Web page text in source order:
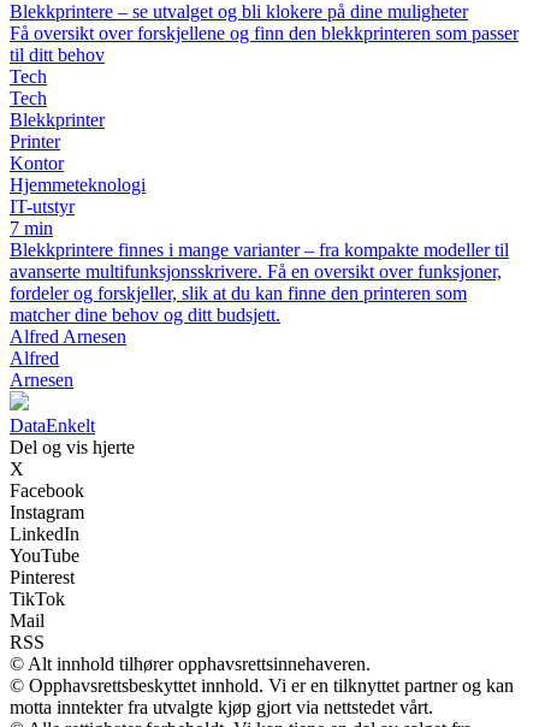
Blekkprintere – se utvalget og bli klokere på dine muligheter
Få oversikt over forskjellene og finn den blekkprinteren som passer
til ditt behov
Tech
Tech
Blekkprinter
Printer
Kontor
Hjemmeteknologi
IT-utstyr
7 min
Blekkprintere finnes i mange varianter – fra kompakte modeller til
avanserte multifunksjonsskrivere. Få en oversikt over funksjoner,
fordeler og forskjeller, slik at du kan finne den printeren som
matcher dine behov og ditt budsjett.
Alfred Arnesen
Alfred
Arnesen
DataEnkelt
Del og vis hjerte
X
Facebook
Instagram
LinkedIn
YouTube
Pinterest
TikTok
Mail
RSS
© Alt innhold tilhører opphavsrettsinnehaveren.
© Opphavsrettsbeskyttet innhold. Vi er en tilknyttet partner og kan
motta inntekter fra utvalgte kjøp gjort via nettstedet vårt.